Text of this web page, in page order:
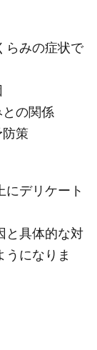
らみの症状で
の関係
策
にデリケート
と具体的な対
うになりま